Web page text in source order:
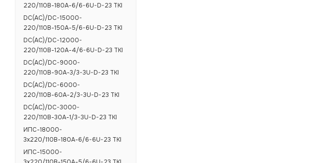
220/110В-180А-6/6-6U-D-23 TKI
DC(AC)/DC-15000-
220/110В-150А-5/6-6U-D-23 TKI
DC(AC)/DC-12000-
220/110В-120А-4/6-6U-D-23 TKI
DC(AC)/DC-9000-
220/110В-90А-3/3-3U-D-23 TKI
DC(AC)/DC-6000-
220/110В-60А-2/3-3U-D-23 TKI
DC(AC)/DC-3000-
220/110В-30А-1/3-3U-D-23 TKI
ИПС-18000-
3х220/110В-180А-6/6-6U-23 TKI
ИПС-15000-